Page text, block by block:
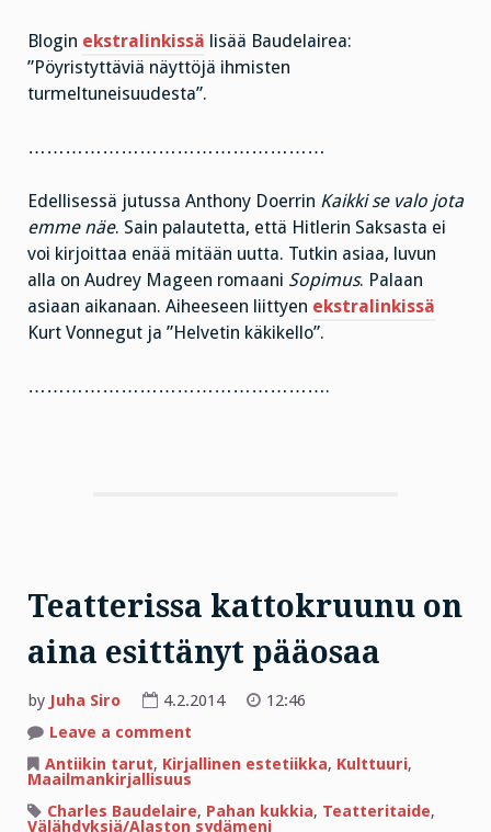
Blogin ekstralinkissä lisää Baudelairea:
”Pöyristyttäviä näyttöjä ihmisten
turmeltuneisuudesta”.
…………………………………………
Edellisessä jutussa Anthony Doerrin Kaikki se valo jota
emme näe. Sain palautetta, että Hitlerin Saksasta ei
voi kirjoittaa enää mitään uutta. Tutkin asiaa, luvun
alla on Audrey Mageen romaani Sopimus. Palaan
asiaan aikanaan. Aiheeseen liittyen ekstralinkissä
Kurt Vonnegut ja ”Helvetin käkikello”.
………………………………………….
Teatterissa kattokruunu on
aina esittänyt pääosaa
by Juha Siro 4.2.2014
12:46
Leave a comment
kattokruunu
esittänyt
pääosaa
Antiikin tarut, Kirjallinen estetiikka, Kulttuuri,
Maailmankirjallisuus
Charles Baudelaire, Pahan kukkia, Teatteritaide,
Välähdyksiä/Alaston sydämeni